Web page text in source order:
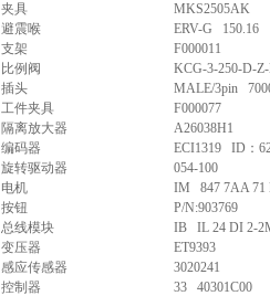
夹具
MKS2505AK
避震喉
ERV-G 150.16
支架
F000011
比例阀
KCG-3-250-D-
插头
MALE/3pin
工件夹具
F000077
隔离放大器
A26038H1
编码器
ECI1319 ID：
旋转驱动器
054-100
电机
IM 847 7AA 71
按钮
P/N:903769
总线模块
IB IL 24 DI 2-
变压器
ET9393
感应传感器
3020241
控制器
33 40301C00